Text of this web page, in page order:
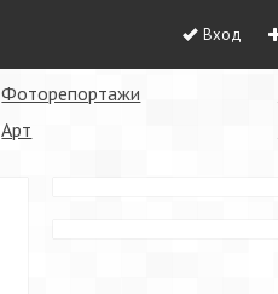
Вход
Фоторепортажи
Арт